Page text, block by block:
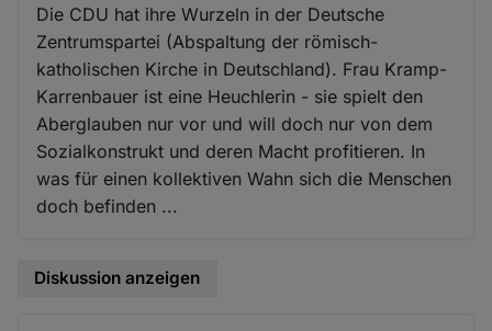
Die CDU hat ihre Wurzeln in der Deutsche
Zentrumspartei (Abspaltung der römisch-
katholischen Kirche in Deutschland). Frau Kramp-
Karrenbauer ist eine Heuchlerin - sie spielt den
Aberglauben nur vor und will doch nur von dem
Sozialkonstrukt und deren Macht profitieren. In
was für einen kollektiven Wahn sich die Menschen
doch befinden ...
Diskussion anzeigen